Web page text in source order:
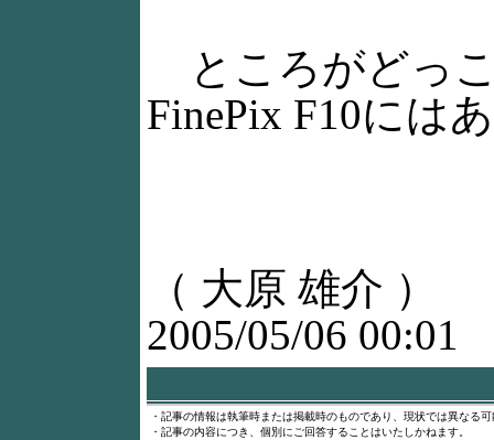
ところがどっ
FinePix F10には
（ 大原 雄介 ）
2005/05/06 00:01
・記事の情報は執筆時または掲載時のものであり、現状では異なる
・記事の内容につき、個別にご回答することはいたしかねます。